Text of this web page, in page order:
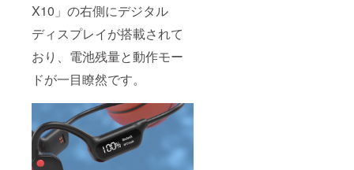
X10」の右側にデジタル
ディスプレイが搭載されて
おり、電池残量と動作モー
ドが一目瞭然です。